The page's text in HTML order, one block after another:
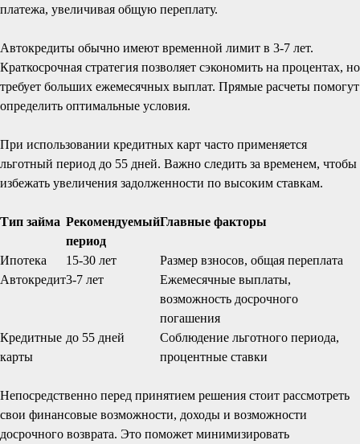
платежа, увеличивая общую переплату.
Автокредиты обычно имеют временной лимит в 3-7 лет.
Краткосрочная стратегия позволяет сэкономить на процентах, но
требует больших ежемесячных выплат. Прямые расчеты помогут
определить оптимальные условия.
При использовании кредитных карт часто применяется
льготный период до 55 дней. Важно следить за временем, чтобы
избежать увеличения задолженности по высоким ставкам.
Тип займа Рекомендуемый
период
Главные факторы
Ипотека 15-30 лет
Размер взносов, общая переплата
Автокредит3-7 лет
Ежемесячные выплаты,
возможность досрочного
погашения
Кредитные
карты
до 55 дней
Соблюдение льготного периода,
процентные ставки
Непосредственно перед принятием решения стоит рассмотреть
свои финансовые возможности, доходы и возможности
досрочного возврата. Это поможет минимизировать